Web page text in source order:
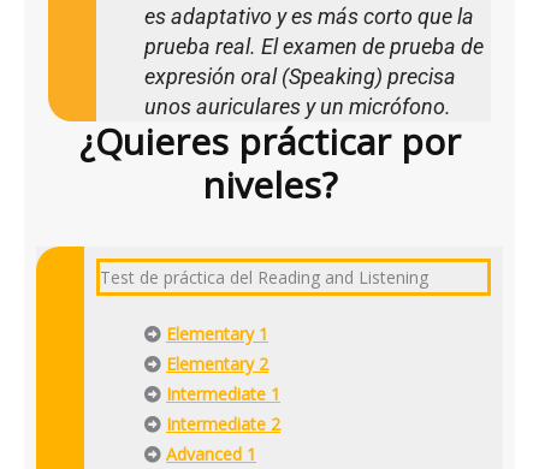
es adaptativo y es más corto que la
prueba real. El examen de prueba de
expresión oral (Speaking) precisa
unos auriculares y un micrófono.
¿Quieres prácticar por
niveles?
Test de práctica del Reading and Listening
Elementary 1
Elementary 2
Intermediate 1
Intermediate 2
Advanced 1